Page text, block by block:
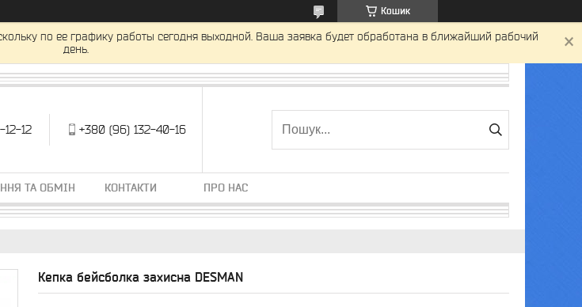
Кошик
по ее графику работы сегодня выходной. Ваша заявка будет обработана в ближайший рабочий
день.
12 +380 (96) 132-40-16
ТА ОБМІН КОНТАКТИ ПРО НАС
Кепка бейсболка захисна DESMAN